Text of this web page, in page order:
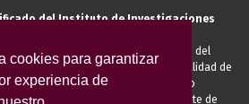
cookies para garantizar
experiencia de
del Instituto de Investigaciones
Estéticas de la UNAM, es responsable del
para el registro de usted en calidad de
la entidad académica, conferencista o
visitante, proveedor o cliente de